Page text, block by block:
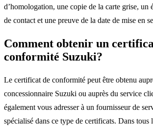
d’homologation, une copie de la carte grise, un
de contact et une preuve de la date de mise en
Comment obtenir un
conformité Suzuki?
Le certificat de conformité peut être obtenu
concessionnaire Suzuki ou auprès du service
également vous adresser à un fournisseur de
spécialisé dans ce type de certificats. Dans tous